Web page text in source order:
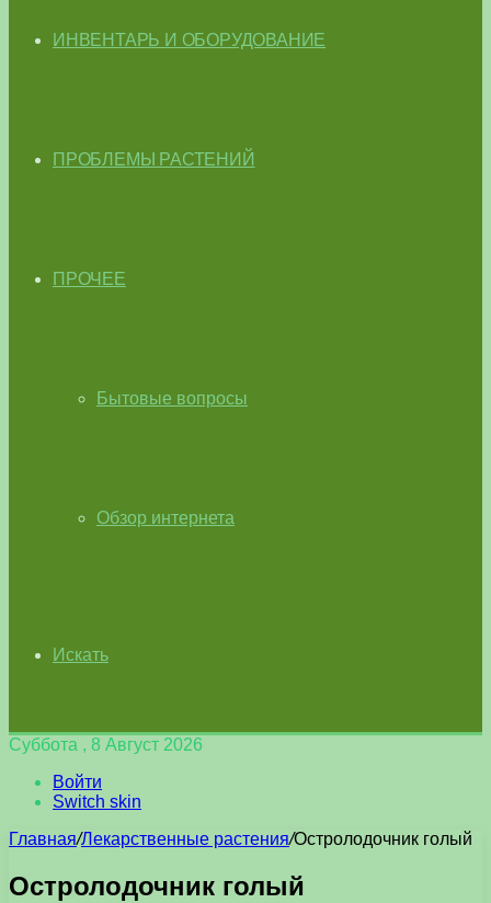
ИНВЕНТАРЬ И ОБОРУДОВАНИЕ
ПРОБЛЕМЫ РАСТЕНИЙ
ПРОЧЕЕ
Бытовые вопросы
Обзор интернета
Искать
Суббота , 8 Август 2026
Войти
Switch skin
Главная/Лекарственные растения/Остролодочник голый
Остролодочник голый